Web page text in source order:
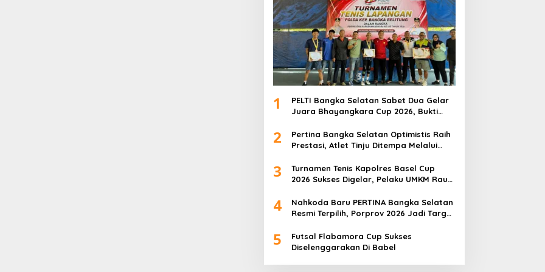
1
PELTI Bangka Selatan Sabet Dua Gelar
Juara Bhayangkara Cup 2026, Bukti
2
Pertina Bangka Selatan Optimistis Raih
Prestasi, Atlet Tinju Ditempa Melalui
3
Turnamen Tenis Kapolres Basel Cup
2026 Sukses Digelar, Pelaku UMKM Raup
4
Nahkoda Baru PERTINA Bangka Selatan
Resmi Terpilih, Porprov 2026 Jadi Target
5
Futsal Flabamora Cup Sukses
Diselenggarakan Di Babel